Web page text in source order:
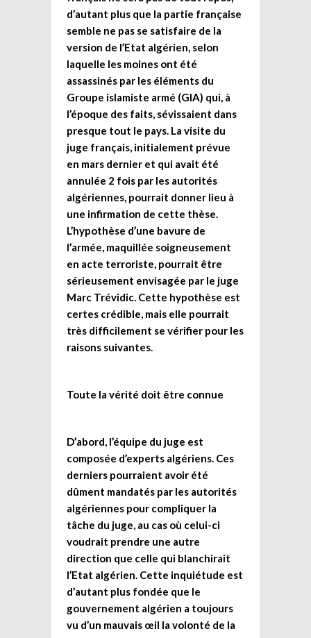
d’autant plus que la partie française
semble ne pas se satisfaire de la
version de l’Etat algérien, selon
laquelle les moines ont été
assassinés par les éléments du
Groupe islamiste armé (GIA) qui, à
l’époque des faits, sévissaient dans
presque tout le pays. La visite du
juge français, initialement prévue
en mars dernier et qui avait été
annulée 2 fois par les autorités
algériennes, pourrait donner lieu à
une infirmation de cette thèse.
L’hypothèse d’une bavure de
l’armée, maquillée soigneusement
en acte terroriste, pourrait être
sérieusement envisagée par le juge
Marc Trévidic. Cette hypothèse est
certes crédible, mais elle pourrait
très difficilement se vérifier pour les
raisons suivantes.
Toute la vérité doit être connue
D’abord, l’équipe du juge est
composée d’experts algériens. Ces
derniers pourraient avoir été
dûment mandatés par les autorités
algériennes pour compliquer la
tâche du juge, au cas où celui-ci
voudrait prendre une autre
direction que celle qui blanchirait
l’Etat algérien. Cette inquiétude est
d’autant plus fondée que le
gouvernement algérien a toujours
vu d’un mauvais œil la volonté de la